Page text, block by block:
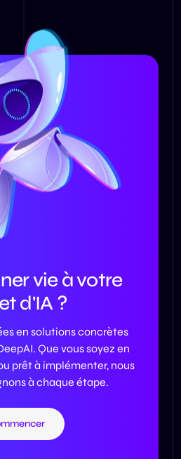
vie à votre
d'IA ?
en solutions concrètes
Que vous soyez en
prêt à implémenter, nous
à chaque étape.